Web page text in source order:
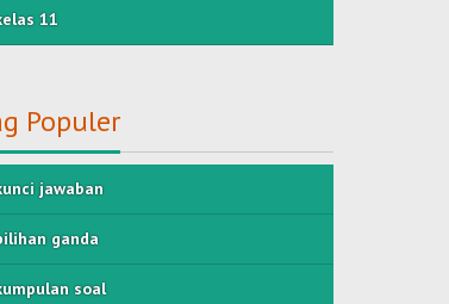
11
Populer
jawaban
ganda
soal